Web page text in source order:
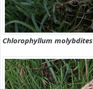
Chlorophyllum molybdites